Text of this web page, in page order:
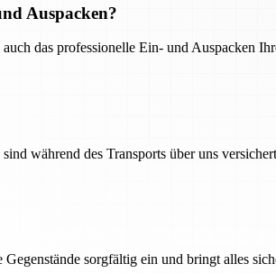
Auspacken?
das professionelle Ein- und Auspacken
während des Transports über uns
sorgfältig ein und bringt alles